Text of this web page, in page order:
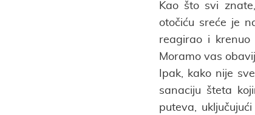
Kao što svi
otočiću sreće je
reagirao i
Moramo vas
Ipak, kako nije
sanaciju šteta
puteva,